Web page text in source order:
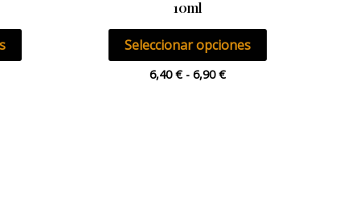
de
producto
10ml
Seleccionar opciones
de
producto
6,40€ - 6,90€